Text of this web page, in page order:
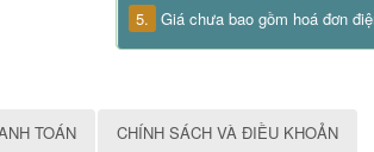
5. Giá chưa bao gồm hoá đơn
TOÁN CHÍNH SÁCH VÀ ĐIỀU KHOẢN